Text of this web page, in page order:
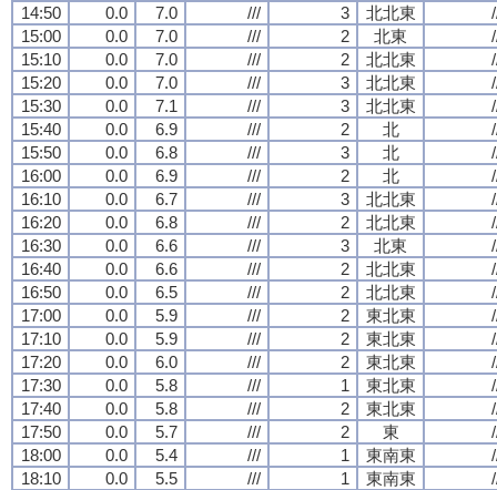
14:50 0.0 7.0 /// 3 北北東
15:00
0.0 7.0 /// 2 北東
15:10
0.0 7.0 /// 2 北北東
15:20
0.0 7.0 /// 3 北北東
15:30
0.0 7.1 /// 3 北北東
15:40
0.0 6.9 /// 2 北
15:50
0.0 6.8 /// 3 北
16:00
0.0 6.9 /// 2 北
16:10
0.0 6.7 /// 3 北北東
16:20
0.0 6.8 /// 2 北北東
16:30
0.0 6.6 /// 3 北東
16:40
0.0 6.6 /// 2 北北東
16:50
0.0 6.5 /// 2 北北東
17:00
0.0 5.9 /// 2 東北東
17:10
0.0 5.9 /// 2 東北東
17:20
0.0 6.0 /// 2 東北東
17:30
0.0 5.8 /// 1 東北東
17:40
0.0 5.8 /// 2 東北東
17:50
0.0 5.7 /// 2 東
18:00
0.0 5.4 /// 1 東南東
18:10
0.0 5.5 /// 1 東南東